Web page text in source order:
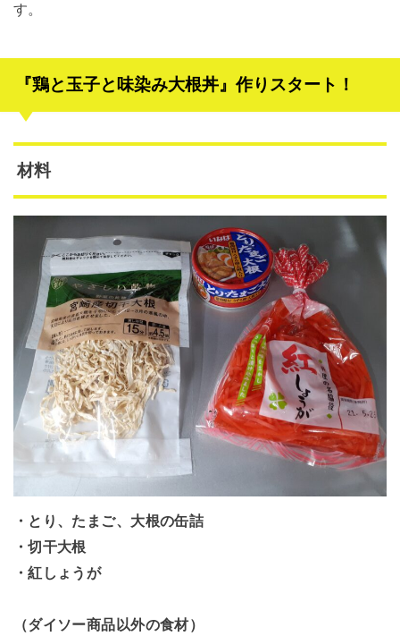
す。
『鶏と玉子と味染み大根丼』作りスタート！
材料
・とり、たまご、大根の缶詰
・切干大根
・紅しょうが
（ダイソー商品以外の食材）